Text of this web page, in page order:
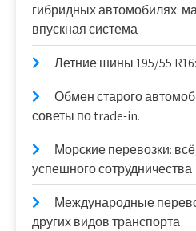
гибридных автомобилях:
впускная система
Летние шины 195/55
Обмен старого
советы по trade-in.
Морские перевозки:
успешного сотрудничества
Международные
других видов транспорта